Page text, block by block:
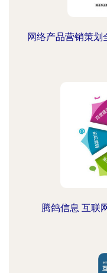
网络产品营销策划
腾鸽信息 互联